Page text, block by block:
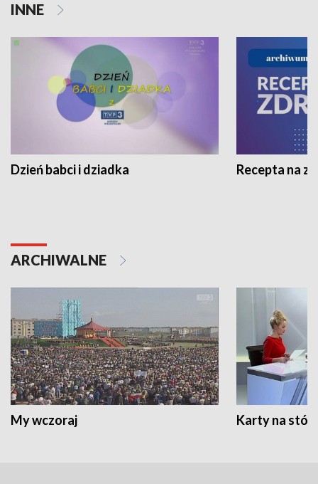
INNE
Dzień babci i dziadka Recepta na
ARCHIWALNE
My wczoraj Karty na